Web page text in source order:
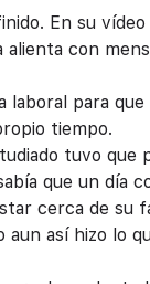
En su
con
laboral para
tiempo.
tuvo que
que un día
cerca de su
así hizo lo